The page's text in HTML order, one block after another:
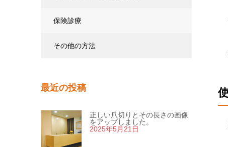
保険診療
その他の方法
最近の投稿
正しい爪切りとその長さの画像
をアップしました。
2025年5月21日